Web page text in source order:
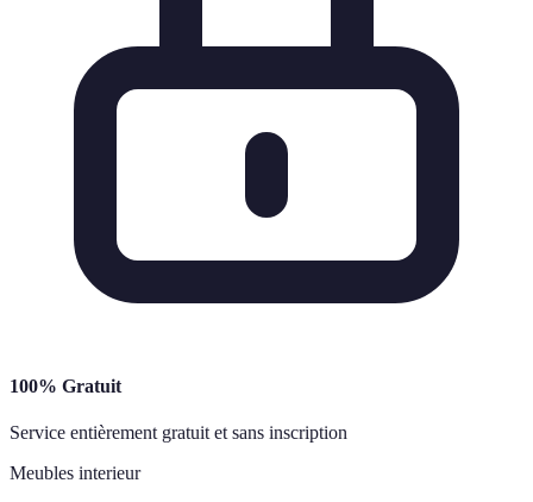
100% Gratuit
Service entièrement gratuit et sans inscription
Meubles interieur